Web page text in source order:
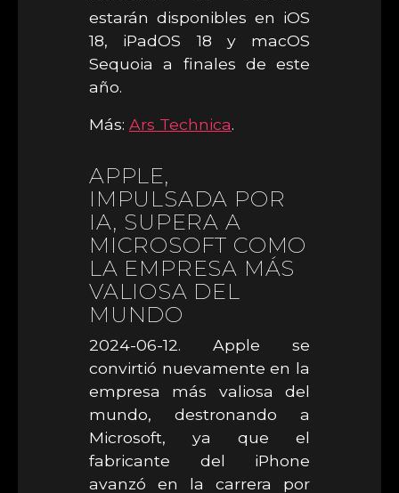
estarán disponibles en iOS
18, iPadOS 18 y macOS
Sequoia a finales de este
año.
Más: Ars Technica.
APPLE,
IMPULSADA POR
IA, SUPERA A
MICROSOFT COMO
LA EMPRESA MÁS
VALIOSA DEL
MUNDO
2024-06-12. Apple se
convirtió nuevamente en la
empresa más valiosa del
mundo, destronando a
Microsoft, ya que el
fabricante del iPhone
avanzó en la carrera por